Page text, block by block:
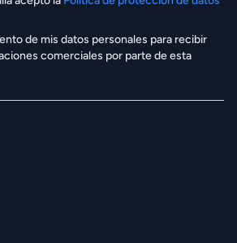
de mis datos personales para recibir
comerciales por parte de esta